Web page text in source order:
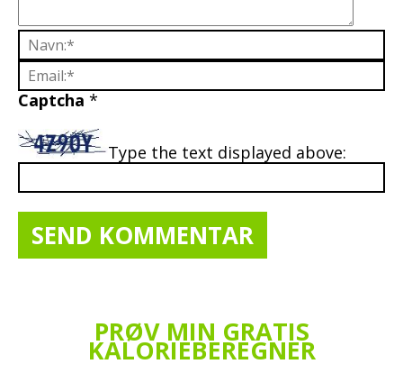
Captcha *
Type the text displayed above:
PRØV MIN GRATIS
KALORIEBEREGNER